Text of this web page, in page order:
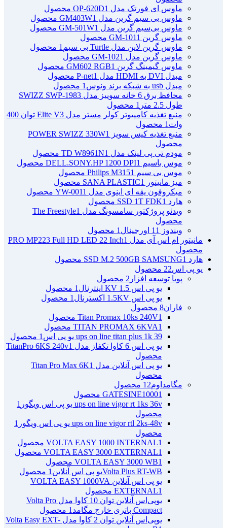
ماوس ای فورتک مدل OP-620D 1 محصول
ماوس بی سیم گرین مدل GM403W 1 محصول
ماوس بی‌سیم گرین مدل GM-501W 1 محصول
ماوس گرین GM-101 1 محصول
ماوس گرین لاین مدل Turtle بی سیم
1 محصول
ماوس گرین مدل GM-102 1 محصول
ماوس گیمینگ گرین GM602 RGB 1 محصول
مبدل DVI به HDMI مدل P-net
1 محصول
مبدل usb به شبکه برند ونوس
1 محصول
محافظ برق 6 خانه سوییز مدل SWIZZ SWP-1983
طول 2.5 متر
1 محصول
منبع تغذیه کامپیوتر کولر مستر مدل Elite V3 توان 400
وات 1 محصول
منبع تغذیه کیس سویز POWER SWIZZ 330W
1
محصول
مودم تی پی لینک مدل TD W8961N 1 محصول
موس باسیم DELL.SONY.HP 1200 DPI 1 محصول
موس بی سیم Philips M315 1 محصول
میز مانیتور SANA PLASTIC
1 محصول
میکروفون یقه ای اینوی مدل YW-001 1 محصول
هارد SSD 1T FDK 1 محصول
ویدئو پروژکتور سامسونگ مدل The Freestyle 1
محصول
ویندوز 11 اورجینال
1 محصول
مانیتور ام اس آی مدل PRO MP223 Full HD LED 22 Inch 1
محصول
هارد SSD M.2 500GB SAMSUNG 1 محصول
یو پی اس22 محصول
پویا توسعه افزار 2 محصول
یو پی اس 1.5 KV اینترنال
1 محصول
یو پی اس 1.5KV اکسترنال
1 محصول
فاران8 محصول
Titan Promax 10ks 240V1 محصول
TITAN PROMAX 6KVA1 محصول
ups on line titan plus 1k 39 یو پی اس
1 محصول
یو پی اس 6 کاوا تکفاز مدل TitanPro 6KS 240v
1
محصول
یو پی اس آنلاین مدل Titan Pro Max 6K 1
محصول
مگامداوم12 محصول
GATESINE10001 محصول
ups on line vigor rt 1ks 36v یو پی اس ویگور
1
محصول
ups on line vigor rtl 2ks-48v یو پی اس ویگور
1
محصول
VOLTA EASY 1000 INTERNAL1 محصول
VOLTA EASY 3000 EXTERNAL1 محصول
VOLTA EASY 3000 WB1 محصول
Volta Plus RT-WBیو پی اس آنلاین
1 محصول
یو پی اس آنلاین VOLTA EASY 1000VA
EXTERNAL1 محصول
یو‌پی‌اس آنلاین توان 10 کاوا مدل Volta Pro
Compact باتری خارج مگامد
1 محصول
یو‌پی‌اس آنلاین توان 2 کاوا مدل Volta Easy EXT-